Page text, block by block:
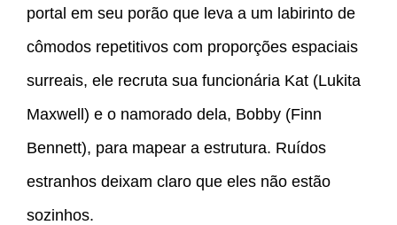
portal em seu porão que leva a um labirinto de
cômodos repetitivos com proporções espaciais
surreais, ele recruta sua funcionária Kat (Lukita
Maxwell) e o namorado dela, Bobby (Finn
Bennett), para mapear a estrutura. Ruídos
estranhos deixam claro que eles não estão
sozinhos.